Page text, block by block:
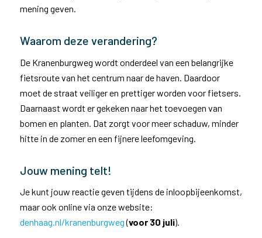
mening geven.
Waarom deze verandering?
De Kranenburgweg wordt onderdeel van een belangrijke
fietsroute van het centrum naar de haven. Daardoor
moet de straat veiliger en prettiger worden voor fietsers.
Daarnaast wordt er gekeken naar het toevoegen van
bomen en planten. Dat zorgt voor meer schaduw, minder
hitte in de zomer en een fijnere leefomgeving.
Jouw mening telt!
Je kunt jouw reactie geven tijdens de inloopbijeenkomst,
maar ook online via onze website:
denhaag.nl/kranenburgweg(voor 30 juli).